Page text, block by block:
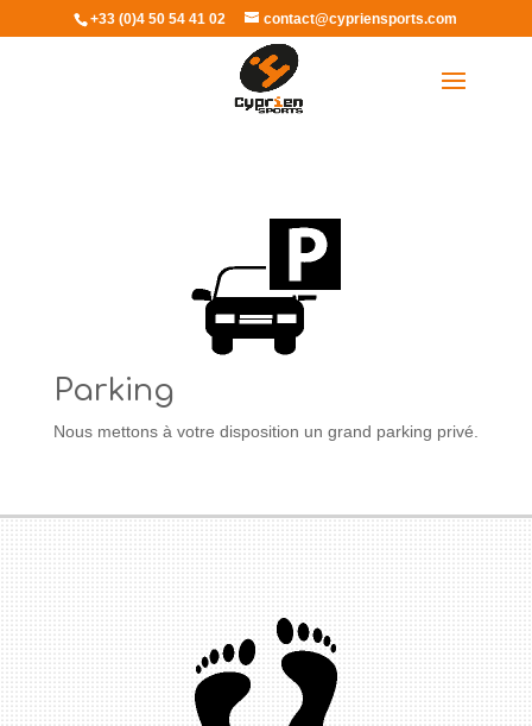
+33 (0)4 50 54 41 02 contact@cypriensports.com
Sélectionner une page
Parking
Nous mettons à votre disposition un grand parking privé.